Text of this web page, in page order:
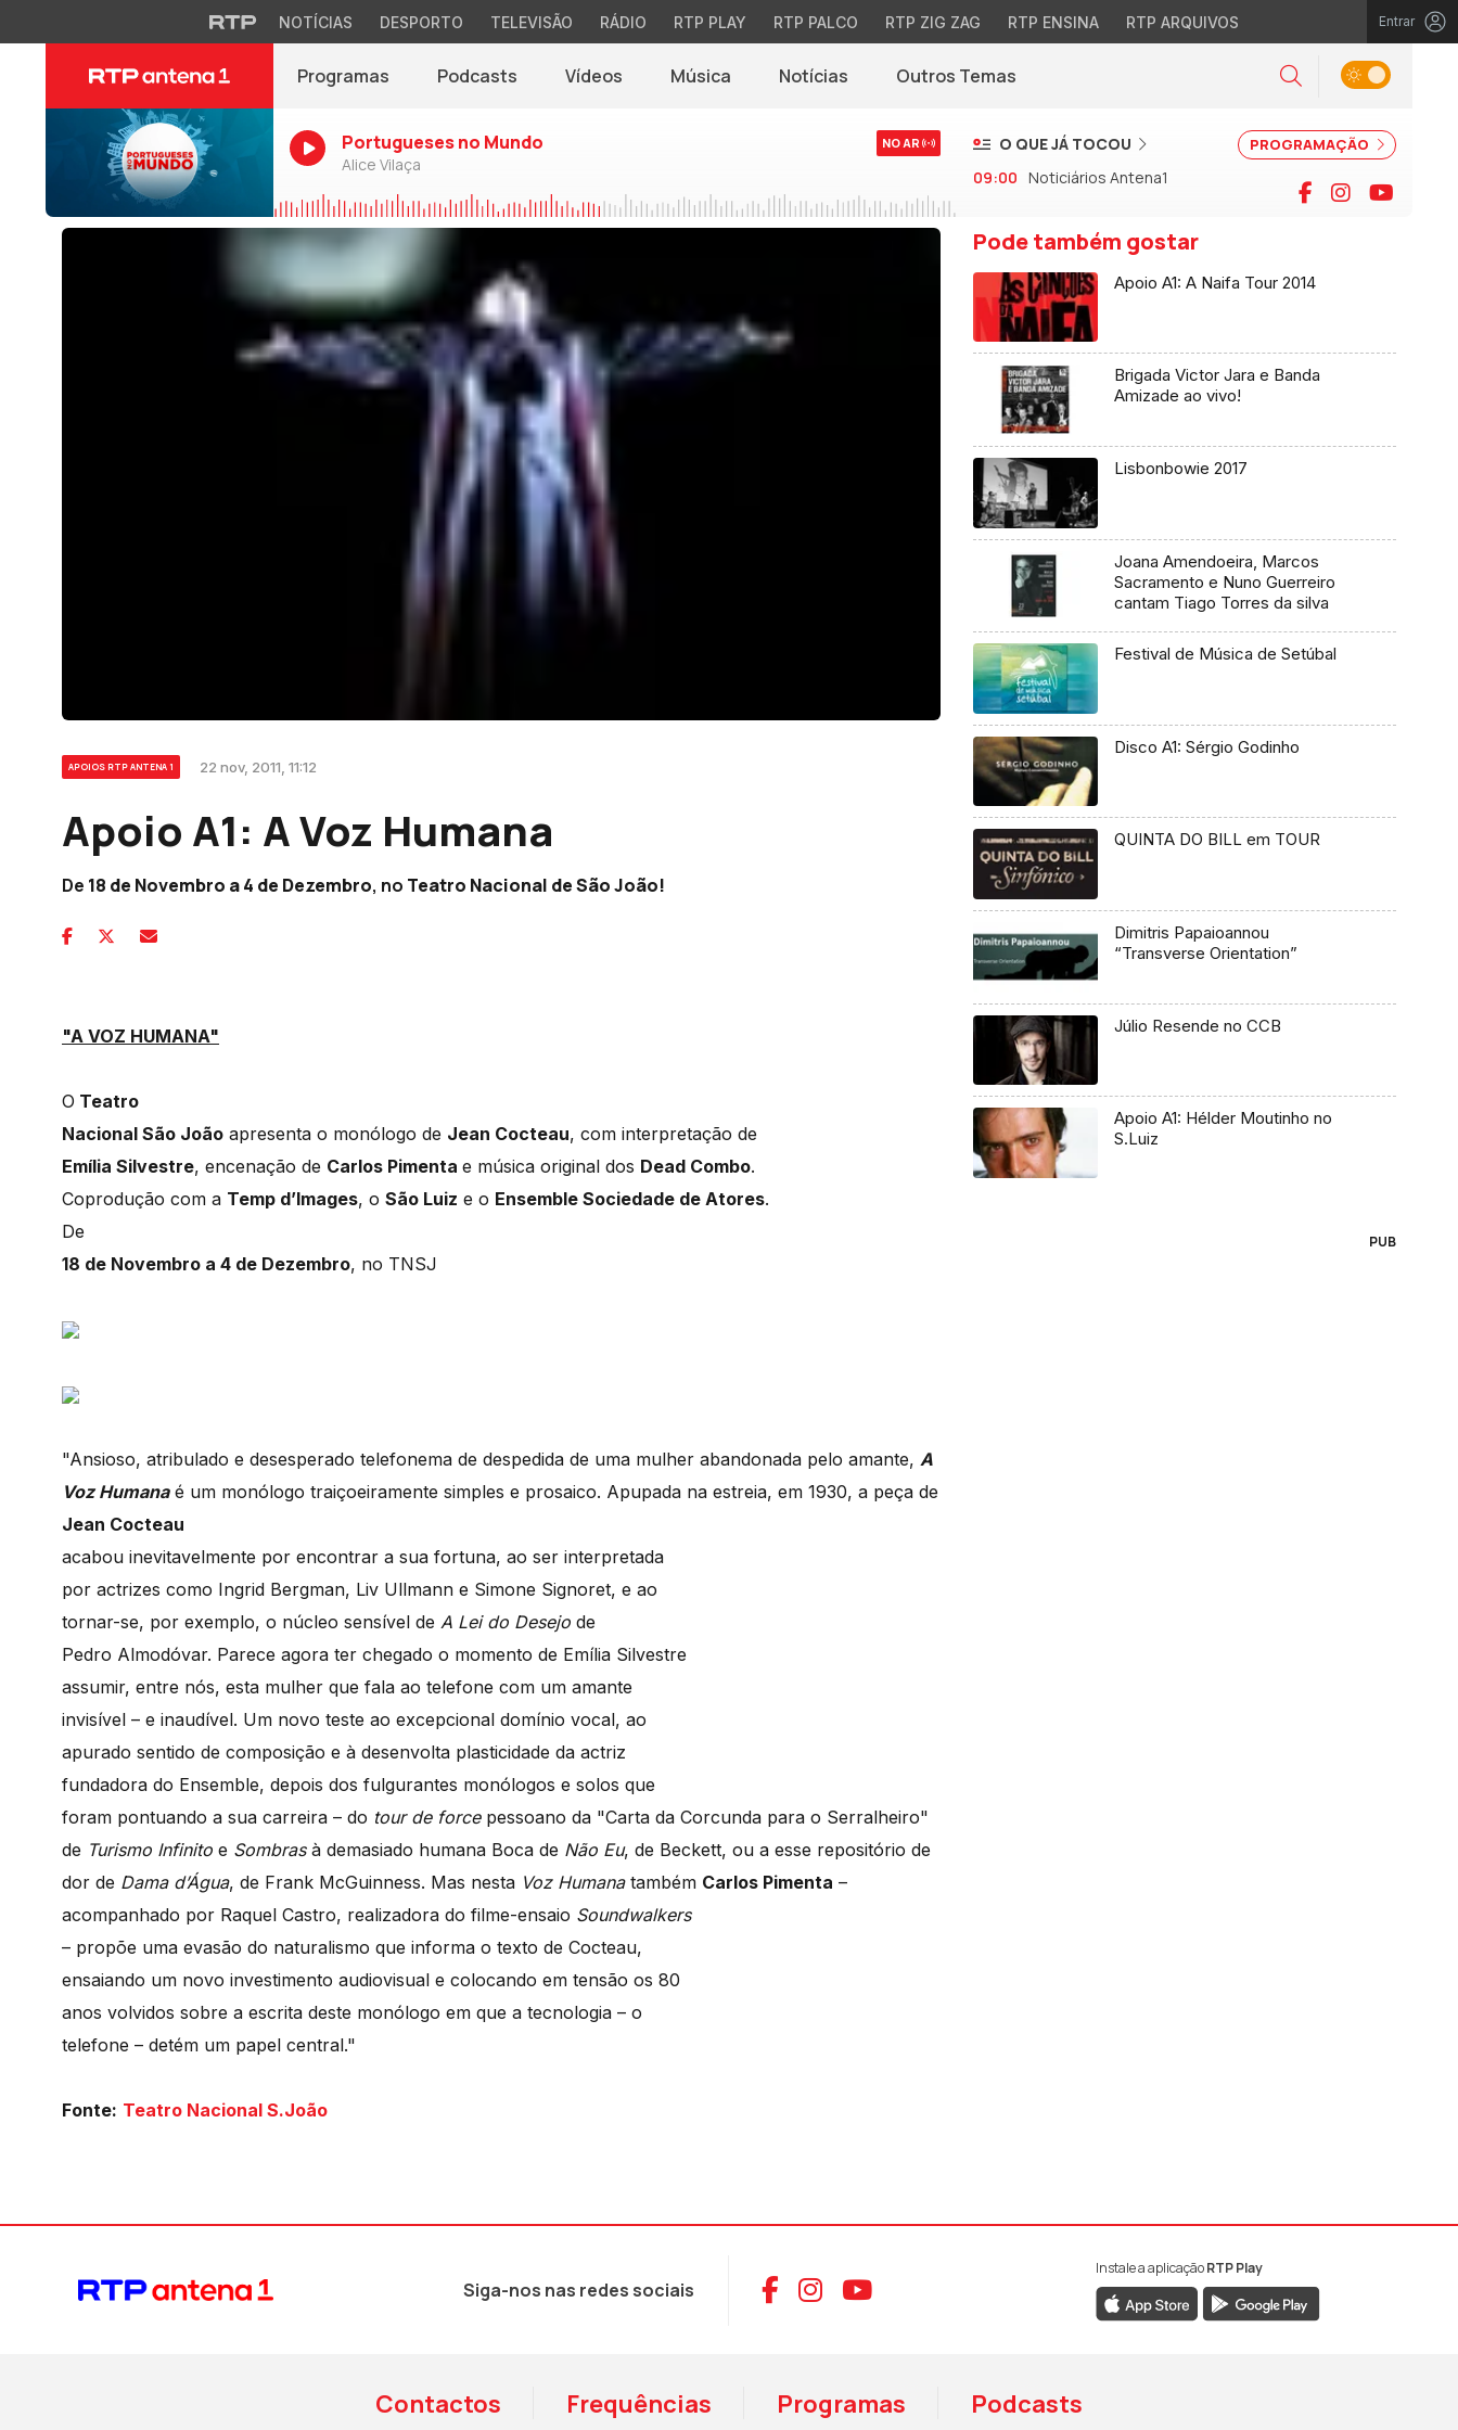
NOTÍCIAS DESPORTO TELEVISÃO RÁDIO RTP PLAY RTP PALCO RTP ZIG ZAG RTP ENSINA RTP ARQUIVOS Entrar
Programas Podcasts Vídeos Música Notícias(abre em nova janela)
Outros Temas Pesquisar
Alternar tema
Portugueses no Mundo
Alice Vilaça
NO AR PROGRAMAÇÃO
O QUE JÁ TOCOU
09:00 Noticiários Antena1 Facebook
Instagram
APOIOS RTP ANTENA 1 22 nov, 2011, 11:12
Apoio A1: A Voz Humana
De 18 de Novembro a 4 de Dezembro, no Teatro Nacional de São João!
"A VOZ HUMANA"
O Teatro
Nacional São João apresenta o monólogo de Jean Cocteau, com interpretação de
Emília Silvestre, encenação de Carlos Pimenta e música original dos Dead Combo.
Coprodução com a Temp d’Images, o São Luiz e o Ensemble Sociedade de Atores.
De
18 de Novembro a 4 de Dezembro, no TNSJ
"Ansioso, atribulado e desesperado telefonema de despedida de uma mulher abandonada pelo amante, A
Voz Humanaé um monólogo traiçoeiramente simples e prosaico. Apupada na estreia, em 1930, a peça de
Jean Cocteau
acabou inevitavelmente por encontrar a sua fortuna, ao ser interpretada
por actrizes como Ingrid Bergman, Liv Ullmann e Simone Signoret, e ao
tornar-se, por exemplo, o núcleo sensível de A Lei do Desejo de
Pedro Almodóvar. Parece agora ter chegado o momento de Emília Silvestre
assumir, entre nós, esta mulher que fala ao telefone com um amante
invisível – e inaudível. Um novo teste ao excepcional domínio vocal, ao
apurado sentido de composição e à desenvolta plasticidade da actriz
fundadora do Ensemble, depois dos fulgurantes monólogos e solos que
foram pontuando a sua carreira – do tour de forcepessoano da "Carta da Corcunda para o Serralheiro"
de Turismo Infinito e Sombrasà demasiado humana Boca de Não Eu, de Beckett, ou a esse repositório de
dor de Dama d’Água, de Frank McGuinness. Mas nesta Voz Humanatambém Carlos Pimenta –
acompanhado por Raquel Castro, realizadora do filme-ensaio Soundwalkers
– propõe uma evasão do naturalismo que informa o texto de Cocteau,
ensaiando um novo investimento audiovisual e colocando em tensão os 80
anos volvidos sobre a escrita deste monólogo em que a tecnologia – o
telefone – detém um papel central."
Fonte: Teatro Nacional S.João
Pode também gostar
Apoio A1: A Naifa Tour 2014
Brigada Victor Jara e Banda
Amizade ao vivo!
Lisbonbowie 2017
Joana Amendoeira, Marcos
Sacramento e Nuno Guerreiro
cantam Tiago Torres da silva
Festival de Música de Setúbal
Disco A1: Sérgio Godinho
QUINTA DO BILL em TOUR
Dimitris Papaioannou
“Transverse Orientation”
Júlio Resende no CCB
Apoio A1: Hélder Moutinho no
S.Luiz
PUB
Siga-nos nas redes sociais Aceder ao Facebook da RTP Antena 1
Aceder ao Instagram da RTP Antena 1
Aceder ao YouTube da RTP Antena 1
Instale a aplicaçãoRTP Play
Contactos Frequências Programas Podcasts